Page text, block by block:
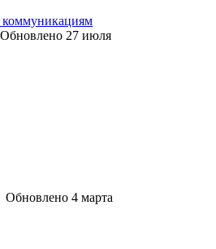
Обновлено 27 июля
Обновлено 4 марта